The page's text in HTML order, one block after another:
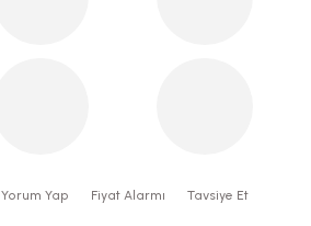
Yorum Yap Fiyat Alarmı Tavsiye Et